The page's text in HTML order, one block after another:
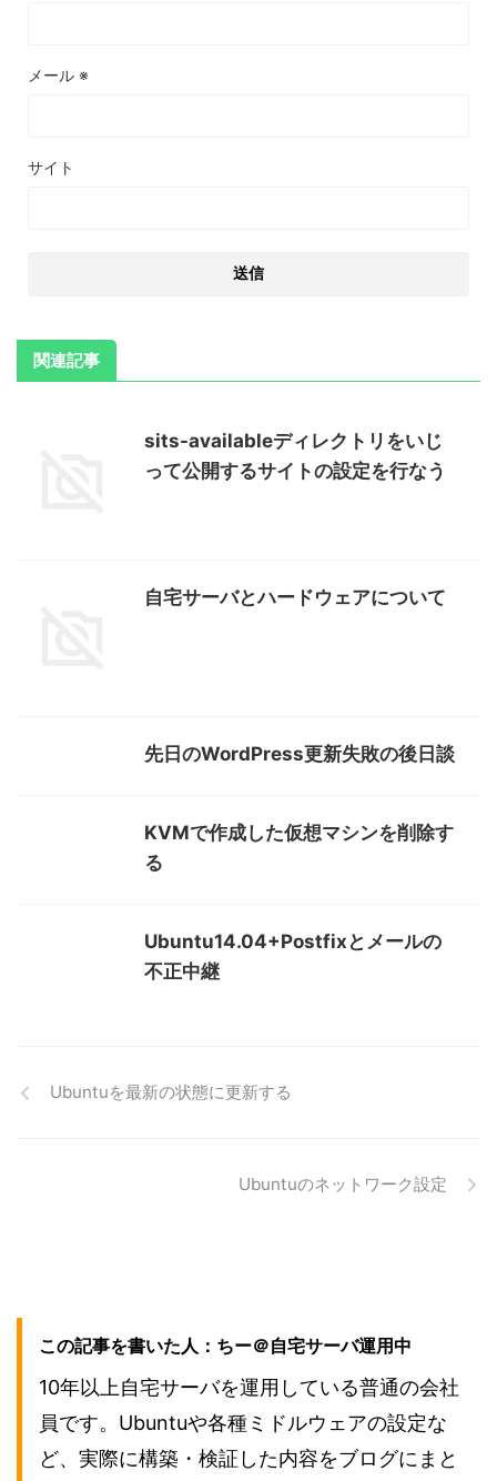
メール ※
サイト
関連記事
sits-availableディレクトリをいじ
って公開するサイトの設定を行なう
自宅サーバとハードウェアについて
先日のWordPress更新失敗の後日談
KVMで作成した仮想マシンを削除す
る
Ubuntu14.04+Postfixとメールの
不正中継
Ubuntuを最新の状態に更新する
Ubuntuのネットワーク設定
この記事を書いた人：ちー＠自宅サーバ運用中
10年以上自宅サーバを運用している普通の会社
員です。Ubuntuや各種ミドルウェアの設定な
ど、実際に構築・検証した内容をブログにまと